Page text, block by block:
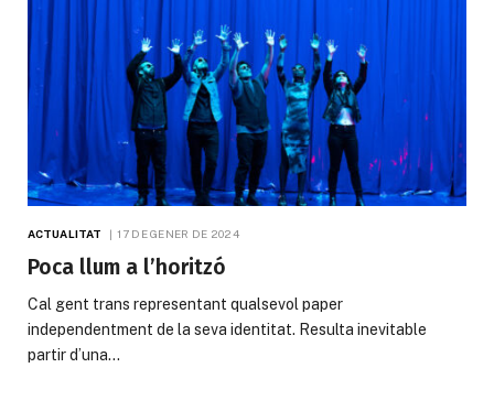
ACTUALITAT 17 DE GENER DE 2024
Poca llum a l’horitzó
Cal gent trans representant qualsevol paper
independentment de la seva identitat. Resulta inevitable
partir d’una…